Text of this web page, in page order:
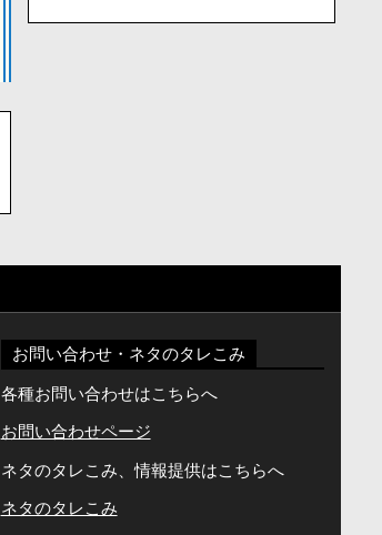
お問い合わせ・ネタのタレこみ
各種お問い合わせはこちらへ
お問い合わせページ
ネタのタレこみ、情報提供はこちらへ
ネタのタレこみ